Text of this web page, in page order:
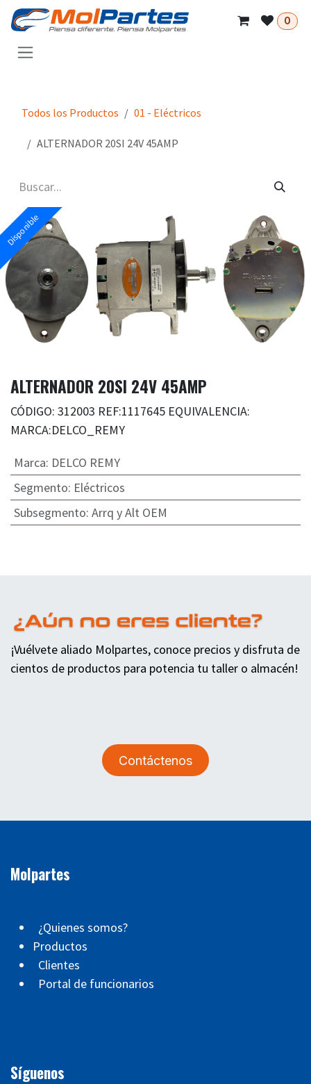
Ir al contenido
0
Todos los Productos 01 - Eléctricos
ALTERNADOR 20SI 24V 45AMP
Disponible
ALTERNADOR 20SI 24V 45AMP
CÓDIGO: 312003 REF:1117645 EQUIVALENCIA:
MARCA:DELCO_REMY
Marca: DELCO REMY
Segmento: Eléctricos
Subsegmento: Arrq y Alt OEM
¡Vuélvete aliado Molpartes, conoce precios y disfruta de
cientos de productos para potencia tu taller o almacén!
Contáctenos
Molpartes
¿Quienes somos?
Productos
Clientes
Portal de funcionarios
Síguenos